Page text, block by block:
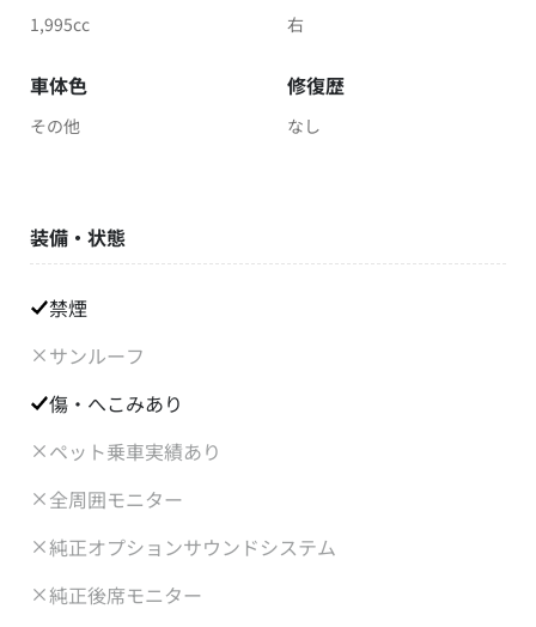
1,995cc 右
車体色
その他
修復歴
なし
装備・状態
禁煙
サンルーフ
傷・へこみあり
ペット乗車実績あり
全周囲モニター
純正オプションサウンドシステム
純正後席モニター